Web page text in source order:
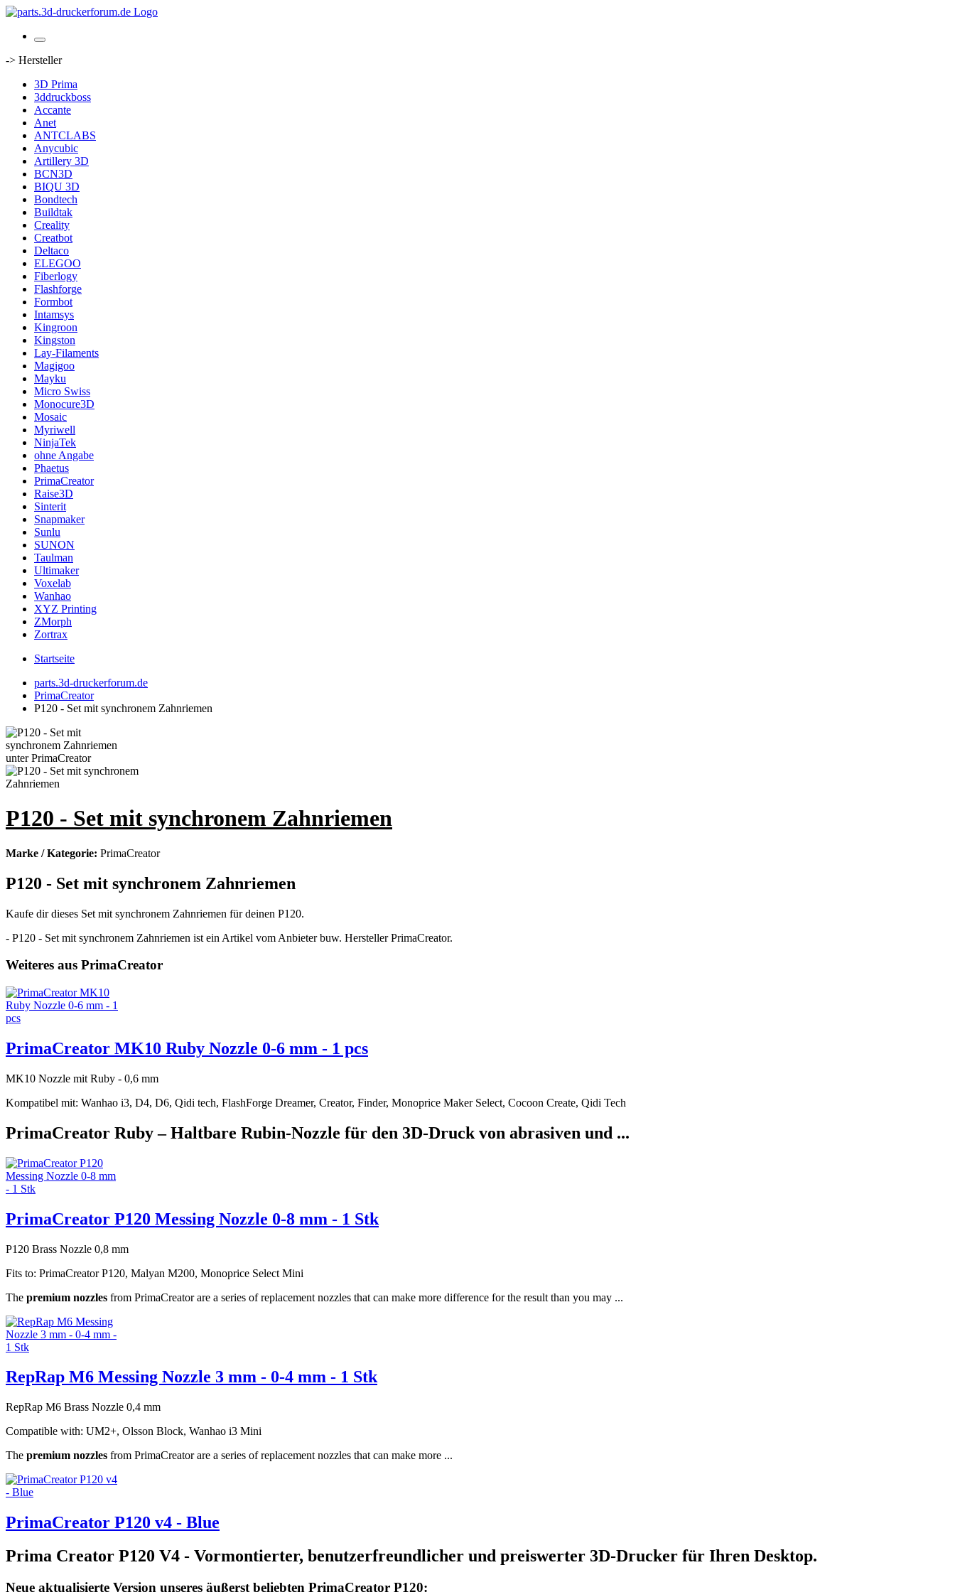
-> Hersteller
3D Prima
3ddruckboss
Accante
Anet
ANTCLABS
Anycubic
Artillery 3D
BCN3D
BIQU 3D
Bondtech
Buildtak
Creality
Creatbot
Deltaco
ELEGOO
Fiberlogy
Flashforge
Formbot
Intamsys
Kingroon
Kingston
Lay-Filaments
Magigoo
Mayku
Micro Swiss
Monocure3D
Mosaic
Myriwell
NinjaTek
ohne Angabe
Phaetus
PrimaCreator
Raise3D
Sinterit
Snapmaker
Sunlu
SUNON
Taulman
Ultimaker
Voxelab
Wanhao
XYZ Printing
ZMorph
Zortrax
Startseite
parts.3d-druckerforum.de
PrimaCreator
P120 - Set mit synchronem Zahnriemen
P120 - Set mit synchronem Zahnriemen
Marke / Kategorie: PrimaCreator
P120 - Set mit synchronem Zahnriemen
Kaufe dir dieses Set mit synchronem Zahnriemen für deinen P120.
- P120 - Set mit synchronem Zahnriemen ist ein Artikel vom Anbieter buw. Hersteller PrimaCreator.
Weiteres aus PrimaCreator
PrimaCreator MK10 Ruby Nozzle 0-6 mm - 1 pcs
MK10 Nozzle mit Ruby - 0,6 mm
Kompatibel mit: Wanhao i3, D4, D6, Qidi tech, FlashForge Dreamer, Creator, Finder, Monoprice Maker Select, Cocoon Create, Qidi Tech
PrimaCreator Ruby – Haltbare Rubin-Nozzle für den 3D-Druck von abrasiven und ...
PrimaCreator P120 Messing Nozzle 0-8 mm - 1 Stk
P120 Brass Nozzle 0,8 mm
Fits to: PrimaCreator P120, Malyan M200, Monoprice Select Mini
The premium nozzles from PrimaCreator are a series of replacement nozzles that can make more difference for the result than you may ...
RepRap M6 Messing Nozzle 3 mm - 0-4 mm - 1 Stk
RepRap M6 Brass Nozzle 0,4 mm
Compatible with: UM2+, Olsson Block, Wanhao i3 Mini
The premium nozzles from PrimaCreator are a series of replacement nozzles that can make more ...
PrimaCreator P120 v4 - Blue
Prima Creator P120 V4 - Vormontierter, benutzerfreundlicher und preiswerter 3D-Drucker für Ihren Desktop.
Neue aktualisierte Version unseres äußerst beliebten PrimaCreator P120: